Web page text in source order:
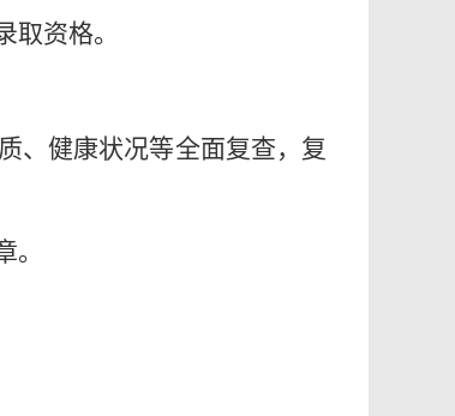
资格。
、健康状况等全面复查，复